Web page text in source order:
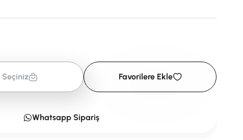
Seçiniz Favorilere Ekle
Whatsapp Sipariş